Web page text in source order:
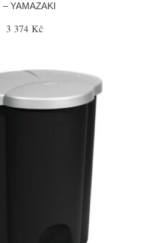
– YAMAZAKI
3 374 Kč